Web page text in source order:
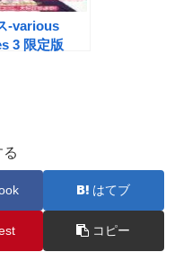
-various
3 限定版
る
はてブ
コピー